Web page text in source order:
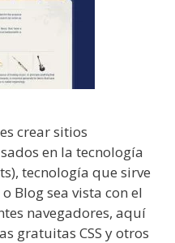
crear sitios
en la tecnología
tecnología que sirve
Blog sea vista con el
navegadores, aquí
gratuitas CSS y otros